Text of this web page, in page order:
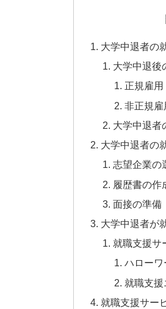
大学中退者の
大学中退後
正規雇用
非正規雇
大学中退者
大学中退者の
志望企業の
履歴書の作
面接の準備
大学中退者が
就職支援サ
ハローワ
就職支援
就職支援サー